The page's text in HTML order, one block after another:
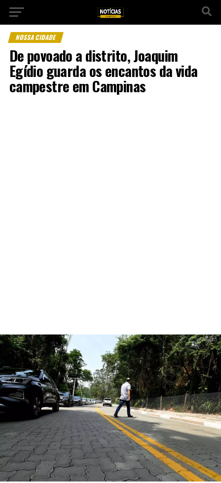
NOSSA CIDADE
De povoado a distrito, Joaquim
Egídio guarda os encantos da vida
campestre em Campinas